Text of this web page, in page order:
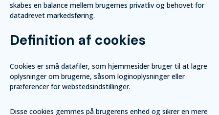
skabes en balance mellem brugernes privatliv og behovet for
datadrevet markedsføring.
Definition af cookies
Cookies er små datafiler, som hjemmesider bruger til at lagre
oplysninger om brugerne, såsom loginoplysninger eller
præferencer for webstedsindstillinger.
Disse cookies gemmes på brugerens enhed og sikrer en mere